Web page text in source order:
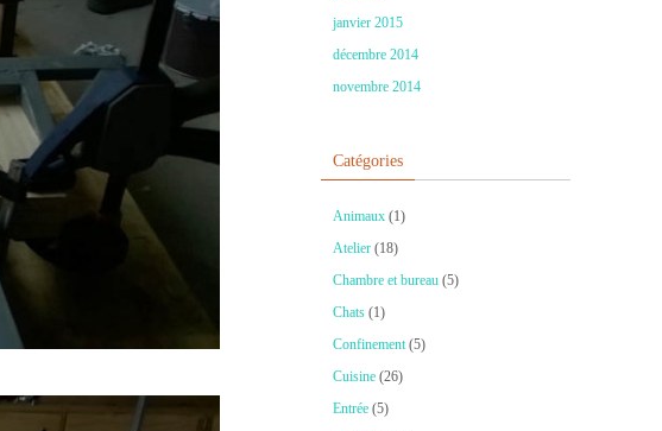
janvier 2015
décembre 2014
novembre 2014
Catégories
Animaux (1)
Atelier (18)
Chambre et bureau (5)
Chats (1)
Confinement(5)
Cuisine (26)
Entrée (5)